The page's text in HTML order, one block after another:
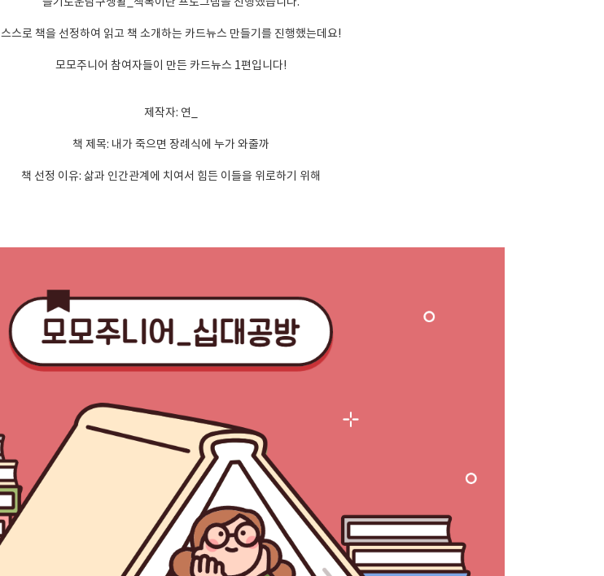
스스로 책을 선정하여 읽고 책 소개하는 카드뉴스 만들기를 진행했는데요!
모모주니어 참여자들이 만든 카드뉴스 1편입니다!
제작자: 연_
책 제목: 내가 죽으면 장례식에 누가 와줄까
책 선정 이유: 삶과 인간관계에 치여서 힘든 이들을 위로하기 위해